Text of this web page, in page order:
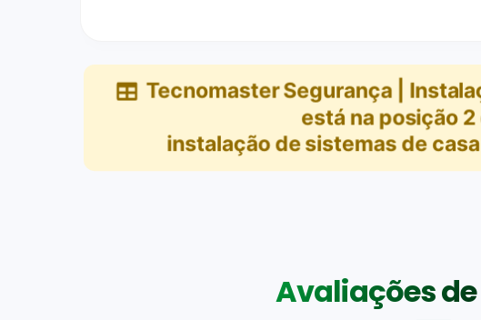
Tecnomaster Segurança |
está na posição 2
instalação de sistemas de
Avaliações